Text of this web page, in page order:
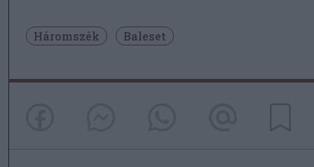
Háromszék Baleset